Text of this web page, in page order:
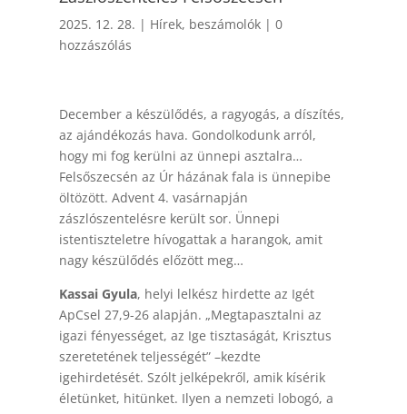
2025. 12. 28. | Hírek, beszámolók| 0
hozzászólás
December a készülődés, a ragyogás, a díszítés,
az ajándékozás hava. Gondolkodunk arról,
hogy mi fog kerülni az ünnepi asztalra…
Felsőszecsén az Úr házának fala is ünnepibe
öltözött. Advent 4. vasárnapján
zászlószentelésre került sor. Ünnepi
istentiszteletre hívogattak a harangok, amit
nagy készülődés előzött meg…
Kassai Gyula, helyi lelkész hirdette az Igét
ApCsel 27,9-26 alapján. „Megtapasztalni az
igazi fényességet, az Ige tisztaságát, Krisztus
szeretetének teljességét” –kezdte
igehirdetését. Szólt jelképekről, amik kísérik
életünket, hitünket. Ilyen a nemzeti lobogó, a